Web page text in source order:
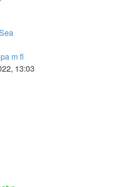
m fl
13:03